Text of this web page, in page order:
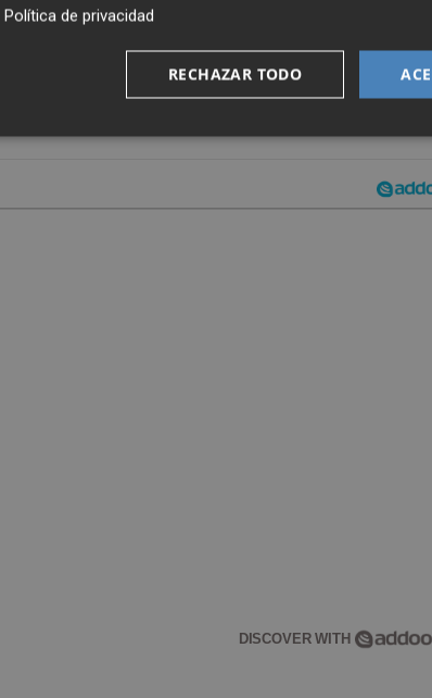
DISCOVER WITH
Política de privacidad
RECHAZAR TODO